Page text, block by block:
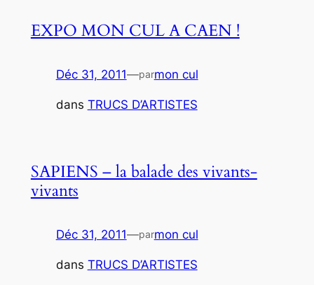
EXPO MON CUL A CAEN !
Déc 31, 2011—parmon cul
dans TRUCS D’ARTISTES
SAPIENS – la balade des vivants-
vivants
Déc 31, 2011—parmon cul
dans TRUCS D’ARTISTES